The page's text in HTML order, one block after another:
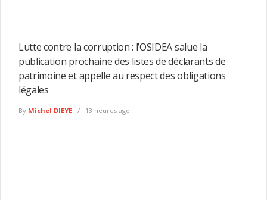
Lutte contre la corruption : l’OSIDEA salue la
publication prochaine des listes de déclarants de
patrimoine et appelle au respect des obligations
légales
By Michel DIEYE 13 heures ago